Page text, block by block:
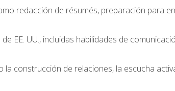
redacción de résumés, preparación para
EE. UU., incluidas habilidades de
construcción de relaciones, la escucha